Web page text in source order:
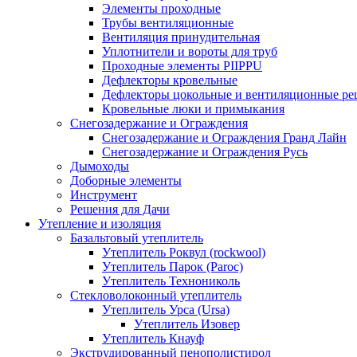
Элементы проходные
Трубы вентиляционные
Вентиляция принудительная
Уплотнители и вороты для труб
Проходные элементы PIIPPU
Дефлекторы кровельные
Дефлекторы цокольные и вентиляционные
Кровельные люки и примыкания
Снегозадержание и Ограждения
Снегозадержание и Ограждения Гранд Лайн
Снегозадержание и Ограждения Русь
Дымоходы
Доборные элементы
Инструмент
Решения для Дачи
Утепление и изоляция
Базальтовый утеплитель
Утеплитель Роквул (rockwool)
Утеплитель Парок (Paroc)
Утеплитель Технониколь
Стекловолоконный утеплитель
Утеплитель Урса (Ursa)
Утеплитель Изовер
Утеплитель Кнауф
Экструдированный пенополистирол